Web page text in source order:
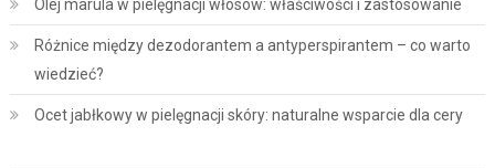
Olej marula w pielęgnacji włosów: właściwości i zastosowanie
Różnice między dezodorantem a antyperspirantem – co warto
wiedzieć?
Ocet jabłkowy w pielęgnacji skóry: naturalne wsparcie dla cery